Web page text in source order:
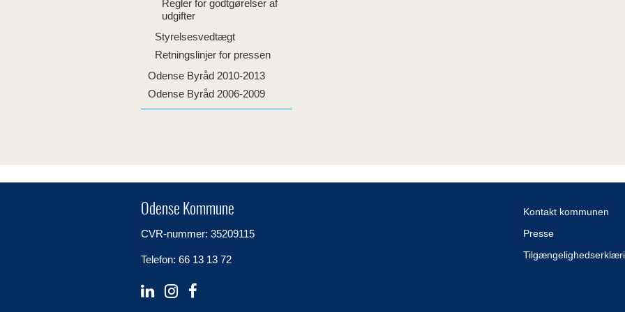
Regler for godtgørelser af
udgifter
Styrelsesvedtægt
Retningslinjer for pressen
Odense Byråd 2010-2013
Odense Byråd 2006-2009
Odense Kommune
CVR-nummer: 35209115
Telefon: 66 13 13 72
Kontakt kommunen
Presse